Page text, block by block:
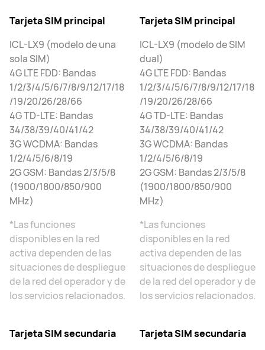
Tarjeta SIM principal
ICL-LX9 (modelo de una
sola SIM)
4G LTE FDD: Bandas
1/2/3/4/5/6/7/8/9/12/17/18
/19/20/26/28/66
4G TD-LTE: Bandas
34/38/39/40/41/42
3G WCDMA: Bandas
1/2/4/5/6/8/19
2G GSM: Bandas 2/3/5/8
(1900/1800/850/900
MHz)
*Las funciones
disponibles en la red
activa dependen de las
situaciones de despliegue
de la red del operador y de
los servicios relacionados.
Tarjeta SIM secundaria
Tarjeta SIM principal
ICL-LX9 (modelo de SIM
dual)
4G LTE FDD: Bandas
1/2/3/4/5/6/7/8/9/12/17/18
/19/20/26/28/66
4G TD-LTE: Bandas
34/38/39/40/41/42
3G WCDMA: Bandas
1/2/4/5/6/8/19
2G GSM: Bandas 2/3/5/8
(1900/1800/850/900
MHz)
*Las funciones
disponibles en la red
activa dependen de las
situaciones de despliegue
de la red del operador y de
los servicios relacionados.
Tarjeta SIM secundaria